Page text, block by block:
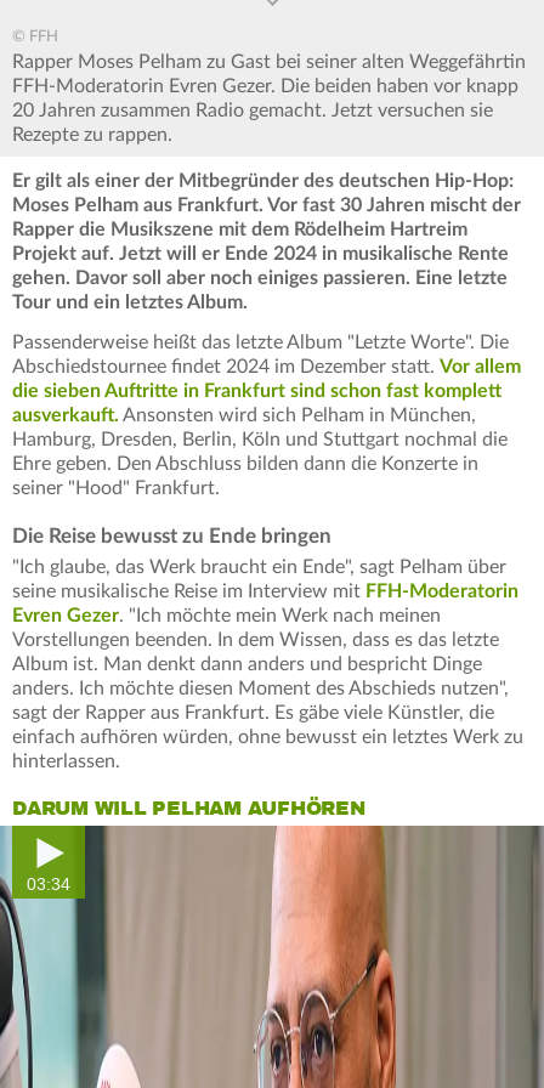
© FFH
Rapper Moses Pelham zu Gast bei seiner alten Weggefährtin
FFH-Moderatorin Evren Gezer. Die beiden haben vor knapp
20 Jahren zusammen Radio gemacht. Jetzt versuchen sie
Rezepte zu rappen.
Er gilt als einer der Mitbegründer des deutschen Hip-Hop:
Moses Pelham aus Frankfurt. Vor fast 30 Jahren mischt der
Rapper die Musikszene mit dem Rödelheim Hartreim
Projekt auf. Jetzt will er Ende 2024 in musikalische Rente
gehen. Davor soll aber noch einiges passieren. Eine letzte
Tour und ein letztes Album.
Passenderweise heißt das letzte Album "Letzte Worte". Die
Abschiedstournee findet 2024 im Dezember statt. Vor allem
die sieben Auftritte in Frankfurt sind schon fast komplett
ausverkauft. Ansonsten wird sich Pelham in München,
Hamburg, Dresden, Berlin, Köln und Stuttgart nochmal die
Ehre geben. Den Abschluss bilden dann die Konzerte in
seiner "Hood" Frankfurt.
Die Reise bewusst zu Ende bringen
"Ich glaube, das Werk braucht ein Ende", sagt Pelham über
seine musikalische Reise im Interview mit FFH-Moderatorin
Evren Gezer. "Ich möchte mein Werk nach meinen
Vorstellungen beenden. In dem Wissen, dass es das letzte
Album ist. Man denkt dann anders und bespricht Dinge
anders. Ich möchte diesen Moment des Abschieds nutzen",
sagt der Rapper aus Frankfurt. Es gäbe viele Künstler, die
einfach aufhören würden, ohne bewusst ein letztes Werk zu
hinterlassen.
DARUM WILL PELHAM AUFHÖREN
03:34